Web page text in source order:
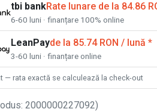
tbi bankRate lunare de la 84.86
6-60 luni · finanțare 100% online
LeanPayde la 85.74 RON / lună *
3-60 luni · finanțare online
— rata exactă se calculează la check-out
: 2000000227092)